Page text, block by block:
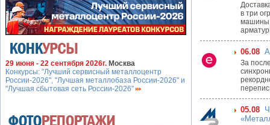
29 июня - 22 сентября 2026г. Москва
Конкурсы: "Лучший сервисный металлоцентр
России-2026", "Лучшая металлобаза России-2026" и
"Лучшая сбытовая сеть России-2026"
в три
машины
06.08
За
05.08